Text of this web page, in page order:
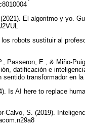
El algoritmo y yo.
robots sustituir al
Passeron, E., & Miño-
datificación e
sentido transformador en
Is AI here to replace
Calvo, S. (2019).